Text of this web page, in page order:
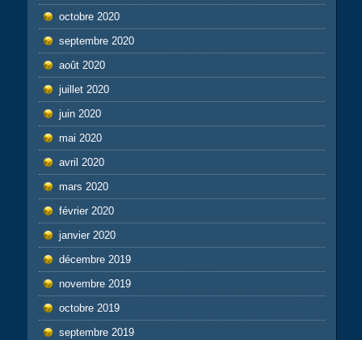
octobre 2020
septembre 2020
août 2020
juillet 2020
juin 2020
mai 2020
avril 2020
mars 2020
février 2020
janvier 2020
décembre 2019
novembre 2019
octobre 2019
septembre 2019